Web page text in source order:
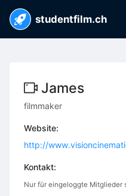
studentfilm.ch
James
filmmaker
Website:
http://
Kontakt:
Nur für eingeloggte Mitglieder